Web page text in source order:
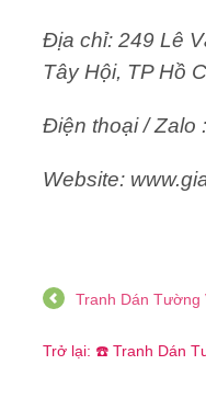
Địa chỉ: 249 Lê
Tây Hội, TP Hồ
Điện thoại / Zalo
Website:
Tranh Dán Tường
Trở lại: ☎️ Tranh Dán